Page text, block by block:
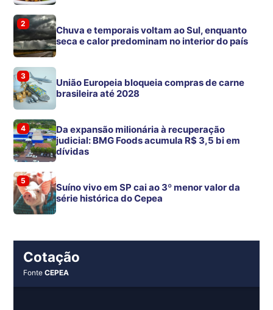
2
Chuva e temporais voltam ao Sul, enquanto
seca e calor predominam no interior do país
3
União Europeia bloqueia compras de carne
brasileira até 2028
4
Da expansão milionária à recuperação
judicial: BMG Foods acumula R$ 3,5 bi em
dívidas
5
Suíno vivo em SP cai ao 3º menor valor da
série histórica do Cepea
Cotação
FonteCEPEA